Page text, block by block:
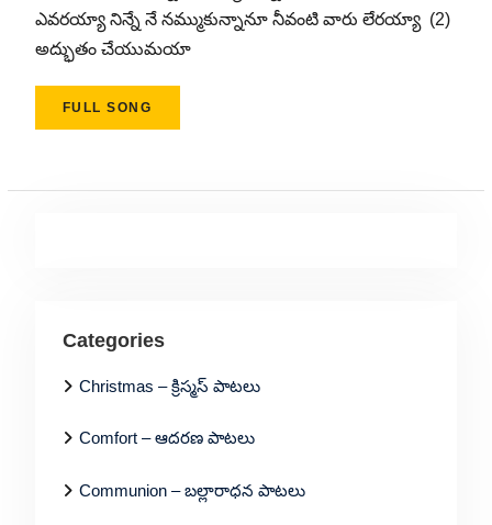
ఎవరయ్యా నిన్నే నే నమ్ముకున్నానూ నీవంటి వారు లేరయ్యా (2)
అద్భుతం చేయుమయా
FULL SONG
Categories
Christmas – క్రిస్మస్ పాటలు
Comfort – ఆదరణ పాటలు
Communion – బల్లారాధన పాటలు